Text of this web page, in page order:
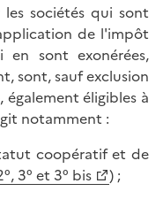
sociétés qui sont
de l'impôt
en sont exonérées,
sont, sauf exclusion
également éligibles à
notamment :
coopératif et de
3° et 3° bis
) ;